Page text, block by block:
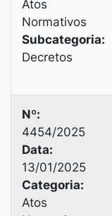
Atos
Normativos
Subcategoria:
Decretos
Nº:
4454/2025
Data:
13/01/2025
Categoria:
Atos